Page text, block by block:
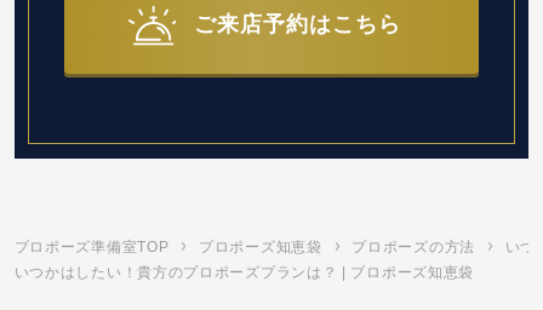
ご来店予約はこちら
プロポーズ準備室TOP プロポーズ知恵袋 プロポーズの方法
いつ
いつかはしたい！貴方のプロポーズプランは？ | プロポーズ知恵袋